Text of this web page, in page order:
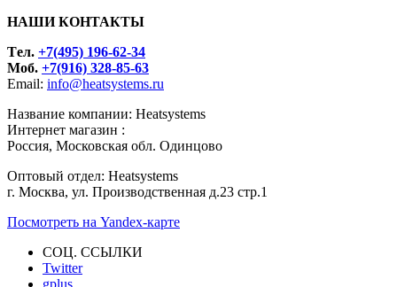
НАШИ КОНТАКТЫ
Tел. +7(495) 196-62-34
Моб. +7(916) 328-85-63
Email: info@heatsystems.ru
Название компании: Heatsystems
Интернет магазин :
Россия, Московская обл. Одинцово
Оптовый отдел: Heatsystems
г. Москва, ул. Производственная д.23 стр.1
Посмотреть на Yandex-карте
СОЦ. ССЫЛКИ
Twitter
gplus